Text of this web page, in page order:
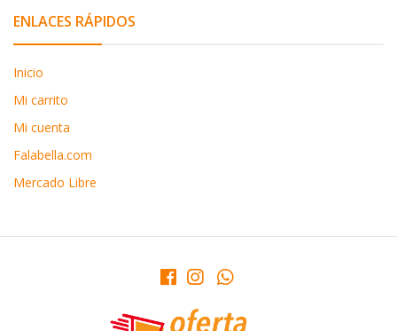
ENLACES RÁPIDOS
Inicio
Mi carrito
Mi cuenta
Falabella.com
Mercado Libre